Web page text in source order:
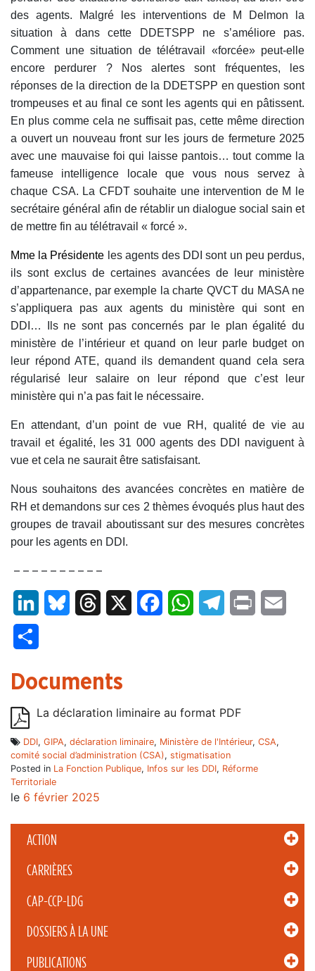
ACTION
CARRIÈRES
CAP-CCP-LDG
DOSSIERS À LA UNE
PUBLICATIONS
des agents. Malgré les interventions de M Delmon la
situation à dans cette DDETSPP ne s’améliore pas.
Comment une situation de télétravail «forcée» peut-elle
encore perdurer ? Nos alertes sont fréquentes, les
réponses de la direction de la DDETSPP en question sont
trompeuses et au final ce sont les agents qui en pâtissent.
En plus comme cela ne suffisait pas, cette même direction
a ouvert un nouveau front sur les jours de fermeture 2025
avec une mauvaise foi qui laisse pantois… tout comme la
fameuse intelligence locale que vous nous servez à
chaque CSA. La CFDT souhaite une intervention de M le
secrétaire général afin de rétablir un dialogue social sain et
de mettre fin au télétravail « forcé ».
Mme la Présidente les agents des DDI sont un peu perdus,
ils sont exclus de certaines avancées de leur ministère
d’appartenance, par exemple la charte QVCT du MASA ne
s’appliquera pas aux agents du ministère qui sont en
DDI… Ils ne sont pas concernés par le plan égalité du
ministère de l’intérieur et quand on leur parle budget on
leur répond ATE, quand ils demandent quand cela sera
régularisé leur salaire on leur répond que c’est leur
ministère qui n’a pas fait le nécessaire.
En attendant, d’un point de vue RH, qualité de vie au
travail et égalité, les 31 000 agents des DDI naviguent à
vue et cela ne saurait être satisfaisant.
Nous souhaitons des avancées concrètes en matière de
RH et demandons sur ces 2 thèmes évoqués plus haut des
groupes de travail aboutissant sur des mesures concrètes
pour les agents en DDI.
– – – – – – – – – –
LinkedInBluesky Threads FacebookWhatsAppTelegram
Print
Documents
La déclaration liminaire au format PDF
DDI, GIPA, déclaration liminaire, Ministère de l'Intérieur, CSA,
comité social d’administration (CSA), stigmatisation
Posted in La Fonction Publique, Infos sur les DDI, Réforme
Territoriale
le 6 février 2025